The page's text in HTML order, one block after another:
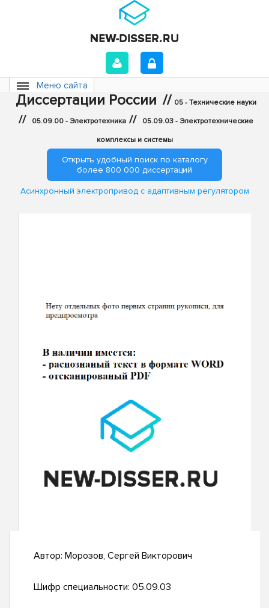
Меню сайта
Диссертации России // 05 - Технические науки
// 05.09.00 - Электротехника // 05.09.03 - Электротехнические
комплексы и системы
Открыть удобный поиск по каталогу
более 800 000 диссертаций
Асинхронный электропривод с адаптивным регулятором
Автор: Морозов, Сергей Викторович
Шифр специальности: 05.09.03